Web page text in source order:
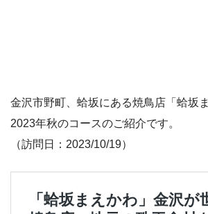
金沢市野町、蛤坂にある焼鳥店「蛤坂
2023年秋のコースのご紹介です。
（訪問日：2023/10/19）